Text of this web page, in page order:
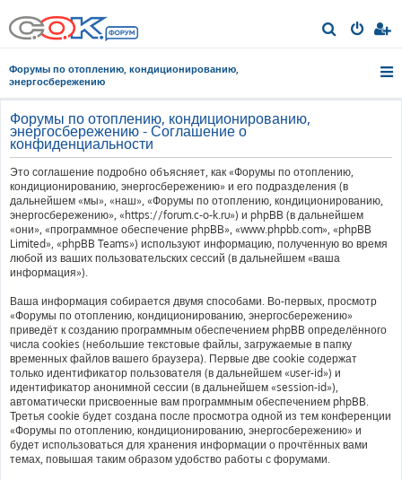
о
Форумы по отоплению, кондиционированию,
энергосбережению
Форумы по отоплению, кондиционированию,
энергосбережению - Соглашение о
конфиденциальности
Это соглашение подробно объясняет, как «Форумы по отоплению,
кондиционированию, энергосбережению» и его подразделения (в
дальнейшем «мы», «наш», «Форумы по отоплению, кондиционированию,
энергосбережению», «https://forum.c-o-k.ru») и phpBB (в дальнейшем
«они», «программное обеспечение phpBB», «www.phpbb.com», «phpBB
Limited», «phpBB Teams») используют информацию, полученную во время
любой из ваших пользовательских сессий (в дальнейшем «ваша
информация»).
Ваша информация собирается двумя способами. Во-первых, просмотр
«Форумы по отоплению, кондиционированию, энергосбережению»
приведёт к созданию программным обеспечением phpBB определённого
числа cookies (небольшие текстовые файлы, загружаемые в папку
временных файлов вашего браузера). Первые две cookie содержат
только идентификатор пользователя (в дальнейшем «user-id») и
идентификатор анонимной сессии (в дальнейшем «session-id»),
автоматически присвоенные вам программным обеспечением phpBB.
Третья cookie будет создана после просмотра одной из тем конференции
«Форумы по отоплению, кондиционированию, энергосбережению» и
будет использоваться для хранения информации о прочтённых вами
темах, повышая таким образом удобство работы с форумами.